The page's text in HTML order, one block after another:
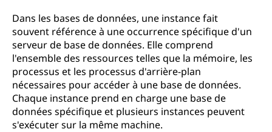
Dans les bases de données, une instance fait
souvent référence à une occurrence spécifique d'un
serveur de base de données. Elle comprend
l'ensemble des ressources telles que la mémoire, les
processus et les processus d'arrière-plan
nécessaires pour accéder à une base de données.
Chaque instance prend en charge une base de
données spécifique et plusieurs instances peuvent
s'exécuter sur la même machine.